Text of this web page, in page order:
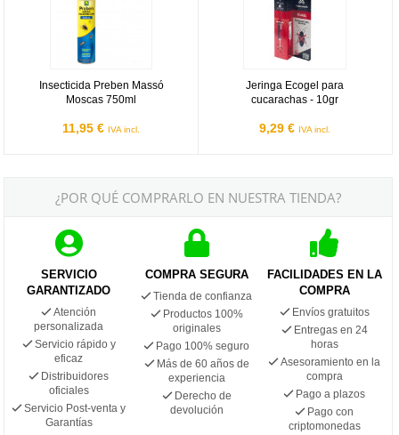
Insecticida Preben Massó
Moscas 750ml
11,95 € IVA incl.
Jeringa Ecogel para
cucarachas - 10gr
9,29 € IVA incl.
¿POR QUÉ COMPRARLO EN NUESTRA TIENDA?
SERVICIO
GARANTIZADO
Atención
personalizada
Servicio rápido y
eficaz
Distribuidores
oficiales
Servicio Post-venta y
Garantías
COMPRA SEGURA
Tienda de confianza
Productos 100%
originales
Pago 100% seguro
Más de 60 años de
experiencia
Derecho de
devolución
FACILIDADES EN LA
COMPRA
Envíos gratuitos
Entregas en 24
horas
Asesoramiento en la
compra
Pago a plazos
Pago con
criptomonedas